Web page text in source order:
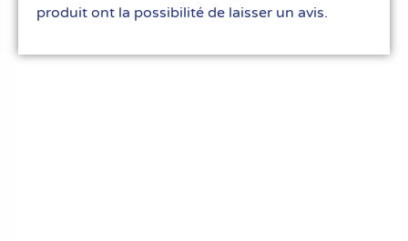
produit ont la possibilité de laisser un avis.